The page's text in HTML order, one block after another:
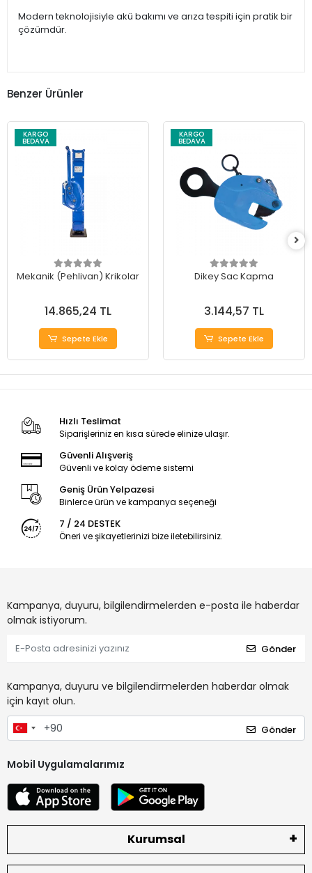
Modern teknolojisiyle akü bakımı ve arıza tespiti için pratik bir
çözümdür.
Benzer Ürünler
KARGO
BEDAVA
Mekanik (Pehlivan) Krikolar
14.865,24 TL
Sepete Ekle
KARGO
BEDAVA
Dikey Sac Kapma
3.144,57 TL
Sepete Ekle
Hızlı Teslimat
Siparişleriniz en kısa sürede elinize ulaşır.
Güvenli Alışveriş
Güvenli ve kolay ödeme sistemi
Geniş Ürün Yelpazesi
Binlerce ürün ve kampanya seçeneği
7 / 24 DESTEK
Öneri ve şikayetlerinizi bize iletebilirsiniz.
Kampanya, duyuru, bilgilendirmelerden e-posta ile haberdar
olmak istiyorum.
Gönder
Kampanya, duyuru ve bilgilendirmelerden haberdar olmak
için kayıt olun.
Gönder
Mobil Uygulamalarımız
Kurumsal